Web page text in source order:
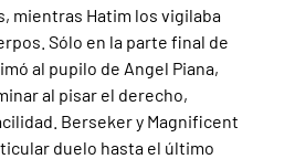
mientras Hatim los vigilaba
Sólo en la parte final de
al pupilo de Angel Piana,
al pisar el derecho,
Berseker y Magnificent
duelo hasta el último